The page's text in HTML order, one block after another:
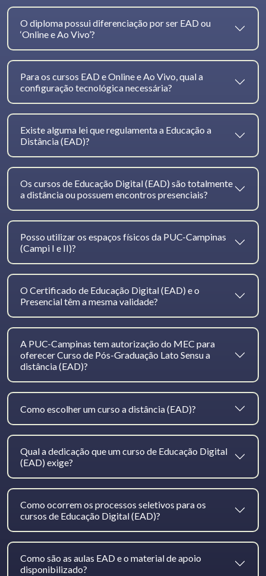
O diploma possui diferenciação por ser EAD ou
‘Online e Ao Vivo’?
Para os cursos EAD e Online e Ao Vivo, qual a
configuração tecnológica necessária?
Existe alguma lei que regulamenta a Educação a
Distância (EAD)?
Os cursos de Educação Digital (EAD) são totalmente
a distância ou possuem encontros presenciais?
Posso utilizar os espaços físicos da PUC-Campinas
(Campi I e II)?
O Certificado de Educação Digital (EAD) e o
Presencial têm a mesma validade?
A PUC-Campinas tem autorização do MEC para
oferecer Curso de Pós-Graduação Lato Sensu a
distância (EAD)?
Como escolher um curso a distância (EAD)?
Qual a dedicação que um curso de Educação Digital
(EAD) exige?
Como ocorrem os processos seletivos para os
cursos de Educação Digital (EAD)?
Como são as aulas EAD e o material de apoio
disponibilizado?